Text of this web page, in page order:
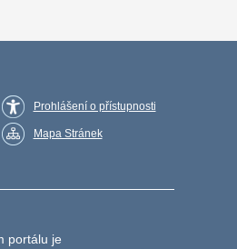
Prohlášení o přístupnosti
Mapa Stránek
portálu je